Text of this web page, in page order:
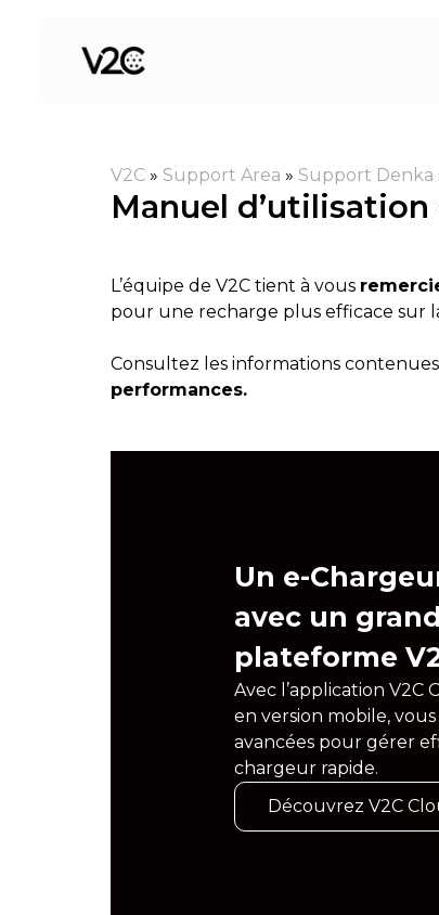
V2C » Support Area » Support Denka
Manuel d’utilisation
L’équipe de V2C tient à vous
pour une recharge plus efficace sur
Consultez les informations
performances.
Un e-
avec un
plateforme
Avec l’application
en version mobile,
avancées pour gérer
chargeur rapide.
Découvrez V2C